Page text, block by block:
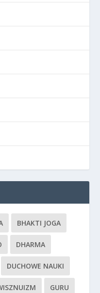
BHAKTI JOGA
DHARMA
DUCHOWE NAUKI
GURU